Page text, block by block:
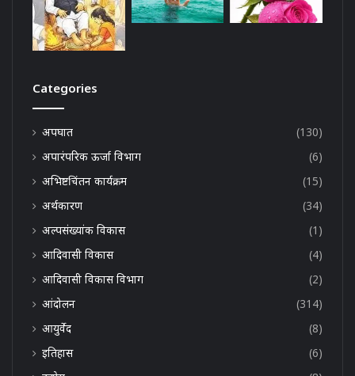
Categories
अपघात
(130)
अपारंपरिक ऊर्जा विभाग
(6)
अभिष्टचिंतन कार्यक्रम
(15)
अर्थकारण
(34)
अल्पसंख्यांक विकास
(1)
आदिवासी विकास
(4)
आदिवासी विकास विभाग
(2)
आंदोलन
(314)
आयुर्वेद
(8)
इतिहास
(6)